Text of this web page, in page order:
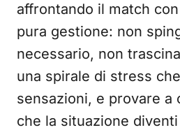
affrontando il match
pura gestione: non
necessario, non
una spirale di stress
sensazioni, e provare a
che la situazione